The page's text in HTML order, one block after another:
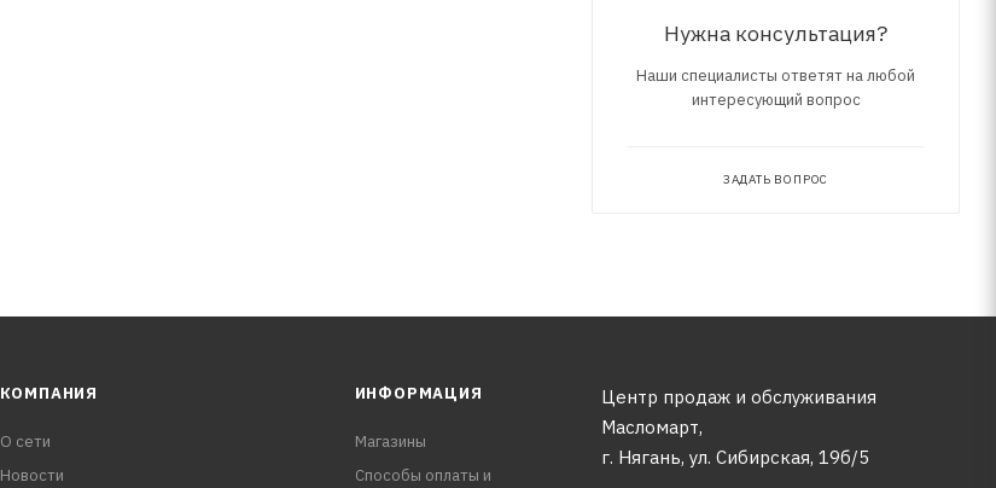
Нужна консультация?
Наши специалисты ответят на любой
интересующий вопрос
ЗАДАТЬ ВОПРОС
КОМПАНИЯ
О сети
Новости
ИНФОРМАЦИЯ
Магазины
Способы оплаты и
Центр продаж и обслуживания
Масломарт,
г. Нягань, ул. Сибирская, 19б/5